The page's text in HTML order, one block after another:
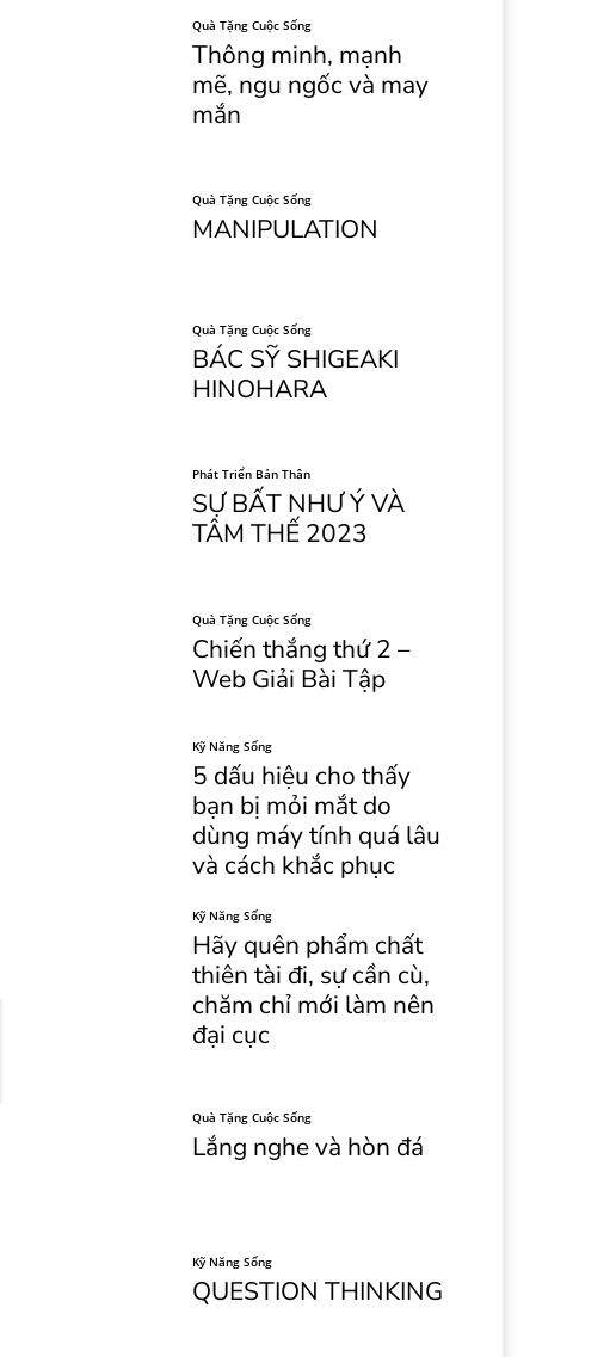
Quà Tặng Cuộc Sống
Thông minh, mạnh
mẽ, ngu ngốc và may
mắn
Quà Tặng Cuộc Sống
MANIPULATION
Quà Tặng Cuộc Sống
BÁC SỸ SHIGEAKI
HINOHARA
Phát Triển Bản Thân
SỰ BẤT NHƯ Ý VÀ
TÂM THẾ 2023
Quà Tặng Cuộc Sống
Chiến thắng thứ 2 –
Web Giải Bài Tập
Kỹ Năng Sống
5 dấu hiệu cho thấy
bạn bị mỏi mắt do
dùng máy tính quá lâu
và cách khắc phục
Kỹ Năng Sống
Hãy quên phẩm chất
thiên tài đi, sự cần cù,
chăm chỉ mới làm nên
đại cục
Quà Tặng Cuộc Sống
Lắng nghe và hòn đá
Kỹ Năng Sống
QUESTION THINKING